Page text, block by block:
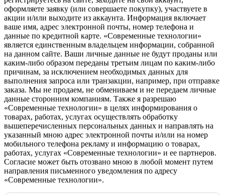
оформляете заявку (или совершаете покупку), участвуете в
акции и/или выходите из аккаунта. Информация включает
ваше имя, адрес электронной почты, номер телефона и
данные по кредитной карте. «Современные технологии»
является единственным владельцем информации, собранной
на данном сайте. Ваши личные данные не будут проданы или
каким-либо образом переданы третьим лицам по каким-либо
причинам, за исключением необходимых данных для
выполнения запроса или транзакции, например, при отправке
заказа. Мы не продаем, не обмениваем и не передаем личные
данные сторонним компаниям. Также я разрешаю
«Современные технологии» в целях информирования о
товарах, работах, услугах осуществлять обработку
вышеперечисленных персональных данных и направлять на
указанный мною адрес электронной почты и/или на номер
мобильного телефона рекламу и информацию о товарах,
работах, услугах «Современные технологии» и ее партнеров.
Согласие может быть отозвано мною в любой момент путем
направления письменного уведомления по адресу
«Современные технологии».